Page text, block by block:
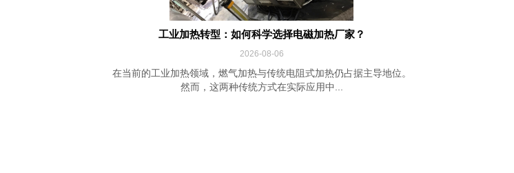
工业加热转型：如何科学选择电磁加热厂家？
2026-08-06
在当前的工业加热领域，燃气加热与传统电阻式加热仍占据主导地位。
然而，这两种传统方式在实际应用中...